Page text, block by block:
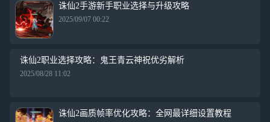
诛仙2手游新手职业选择与升级攻略
2025/09/07 00:22
诛仙2职业选择攻略：鬼王青云神祝优劣解析
2025/08/28 11:02
诛仙2画质帧率优化攻略：全网最详细设置教程